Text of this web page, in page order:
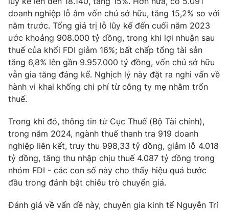
Theo dõi báo trên
Cơ quan chủ quản:Đài Truyền hình Việt Nam
Cơ quan báo chí:Thời báo VTV
Giấy phép hoạt động báo in và báo điện tử số 483/GP-BTTTT
cấp ngày 29/12/2023
Tổng Biên tập:
Phó Tổng Biên tập:Nguyễn Thị Mỹ Hạnh, Phạm Quốc Thắng,
Nguyễn Trọng Ninh
Tổng đài VTV:024.38 355 931 - 024.38 355 932
Ðiện thoại Thời báo VTV:024.66 897 897
Email: toasoan@vtv.vn
Liên hệ quảng cáo:024-7300.7108
doanh nghiệp lỗ âm vốn chủ sở hữu, tăng 15,2% so với
năm trước. Tổng giá trị lỗ lũy kế đến cuối năm 2023
ước khoảng 908.000 tỷ đồng, trong khi lợi nhuận sau
thuế của khối FDI giảm 16%; bất chấp tổng tài sản
tăng 6,8% lên gần 9.957.000 tỷ đồng, vốn chủ sở hữu
vẫn gia tăng đáng kể. Nghịch lý này đặt ra nghi vấn về
hành vi khai khống chi phí từ công ty mẹ nhằm trốn
thuế.
Trong khi đó, thông tin từ Cục Thuế (Bộ Tài chính),
trong năm 2024, ngành thuế thanh tra 919 doanh
nghiệp liên kết, truy thu 998,33 tỷ đồng, giảm lỗ 4.018
tỷ đồng, tăng thu nhập chịu thuế 4.087 tỷ đồng trong
nhóm FDI - các con số này cho thấy hiệu quả bước
đầu trong đánh bật chiêu trò chuyển giá.
Đánh giá về vấn đề này, chuyên gia kinh tế Nguyễn Trí